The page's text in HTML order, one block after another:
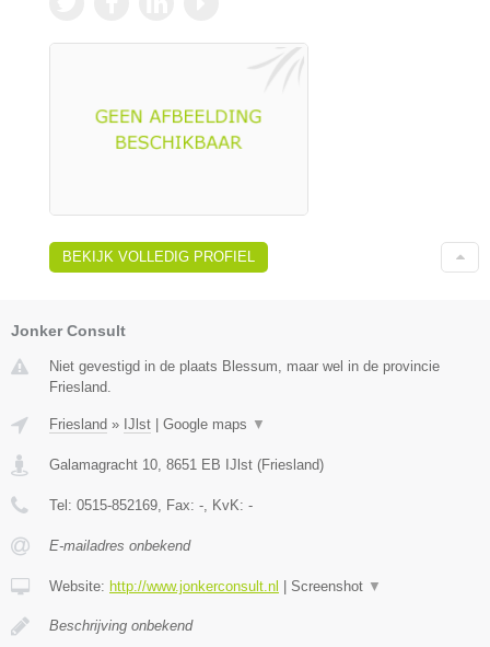
BEKIJK VOLLEDIG PROFIEL
Jonker Consult
Niet gevestigd in de plaats Blessum, maar wel in de provincie
Friesland.
Friesland » IJlst Google maps ▼
Galamagracht 10, 8651 EB IJlst (Friesland)
Tel: 0515-852169, Fax: -, KvK: -
E-mailadres onbekend
Website: http://www.jonkerconsult.nl Screenshot ▼
Beschrijving onbekend